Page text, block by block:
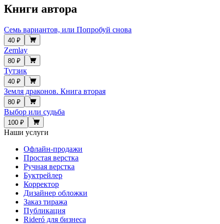
Книги автора
Семь вариантов, или Попробуй снова
40 ₽
Zemlay
80 ₽
Тутзик
40 ₽
Земля драконов. Книга вторая
80 ₽
Выбор или судьба
100 ₽
Наши услуги
Офлайн-продажи
Простая верстка
Ручная верстка
Буктрейлер
Корректор
Дизайнер обложки
Заказ тиража
Публикация
Rideró для бизнеса